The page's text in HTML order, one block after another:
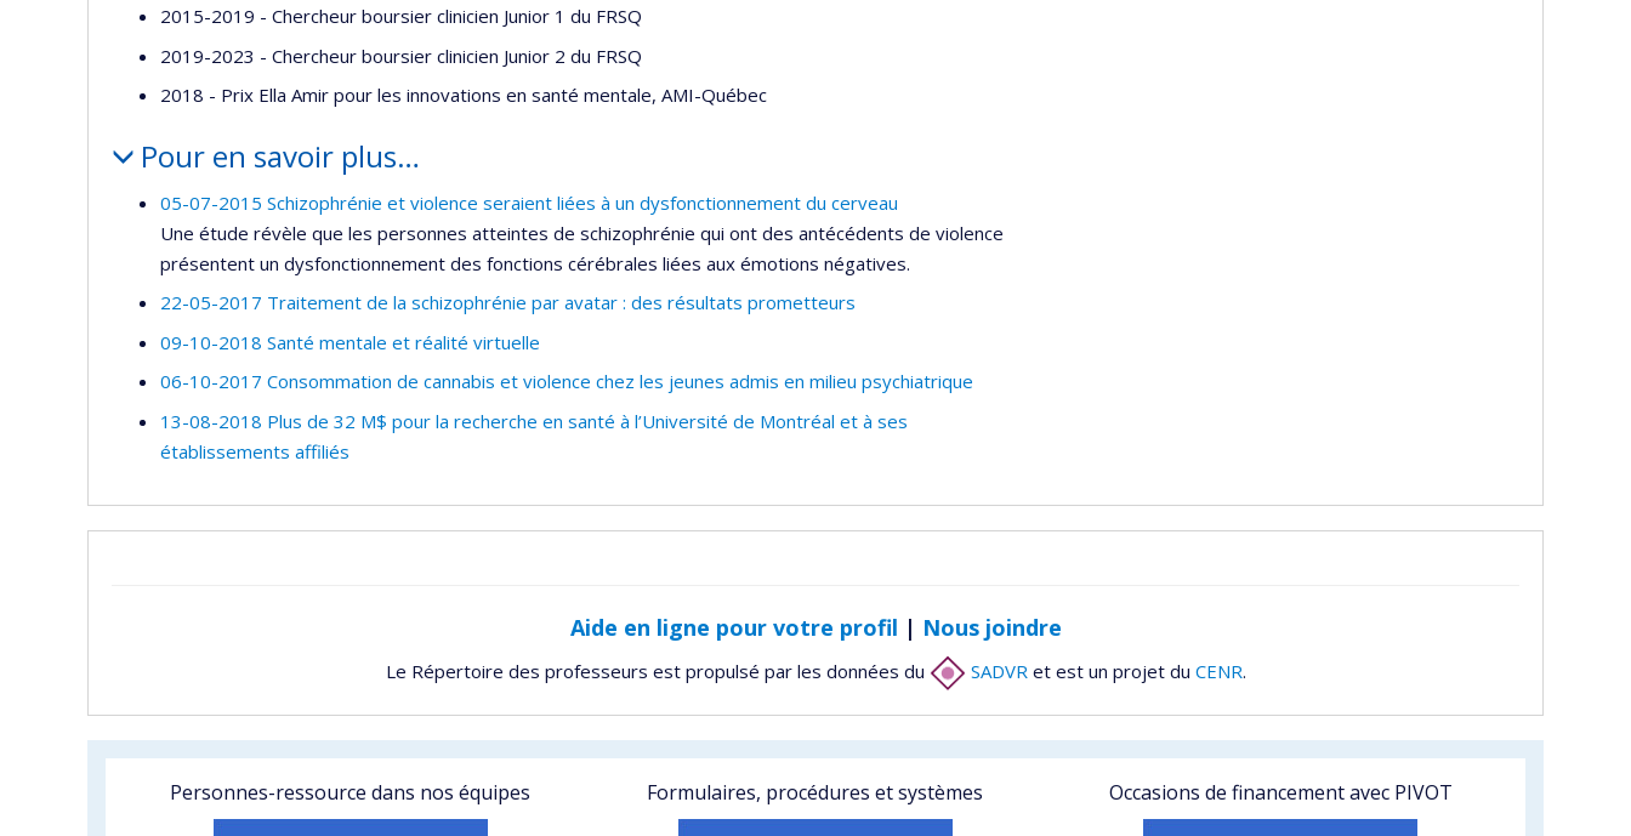
2015-2019 - Chercheur boursier clinicien Junior 1 du FRSQ
2019-2023 - Chercheur boursier clinicien Junior 2 du FRSQ
2018 - Prix Ella Amir pour les innovations en santé mentale, AMI-Québec
Pour en savoir plus…
05-07-2015 Schizophrénie et violence seraient liées à un dysfonctionnement du cerveau
Une étude révèle que les personnes atteintes de schizophrénie qui ont des antécédents de violence
présentent un dysfonctionnement des fonctions cérébrales liées aux émotions négatives.
22-05-2017 Traitement de la schizophrénie par avatar : des résultats prometteurs
09-10-2018 Santé mentale et réalité virtuelle
06-10-2017 Consommation de cannabis et violence chez les jeunes admis en milieu psychiatrique
13-08-2018 Plus de 32 M$ pour la recherche en santé à l’Université de Montréal et à ses
établissements affiliés
Aide en ligne pour votre profil | Nous joindre
Le Répertoire des professeurs est propulsé par les données du SADVRet est un projet du CENR.
Personnes-ressource dans nos équipes Formulaires, procédures et systèmes Occasions de financement avec PIVOT